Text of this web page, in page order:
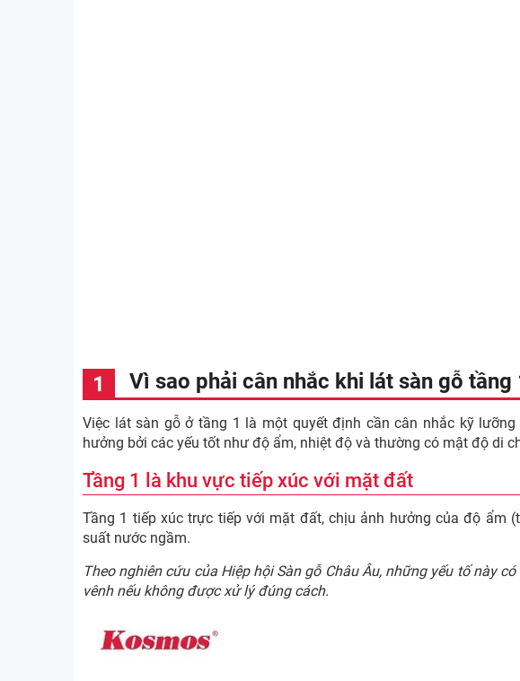
Vì sao phải cân nhắc khi lát sàn gỗ tầng
Việc lát sàn gỗ ở tầng 1 là một quyết định cần cân nhắc kỹ
hưởng bởi các yếu tốt như độ ẩm, nhiệt độ và thường có mật độ di
Tầng 1 là khu vực tiếp xúc với mặt đất
Tầng 1 tiếp xúc trực tiếp với mặt đất, chịu ảnh hưởng của độ ẩm
suất nước ngầm.
Theo nghiên cứu của Hiệp hội Sàn gỗ Châu Âu, những yếu tố này
vênh nếu không được xử lý đúng cách.